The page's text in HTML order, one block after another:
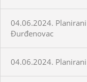
04.06.2024.
Đurđenovac
04.06.2024.